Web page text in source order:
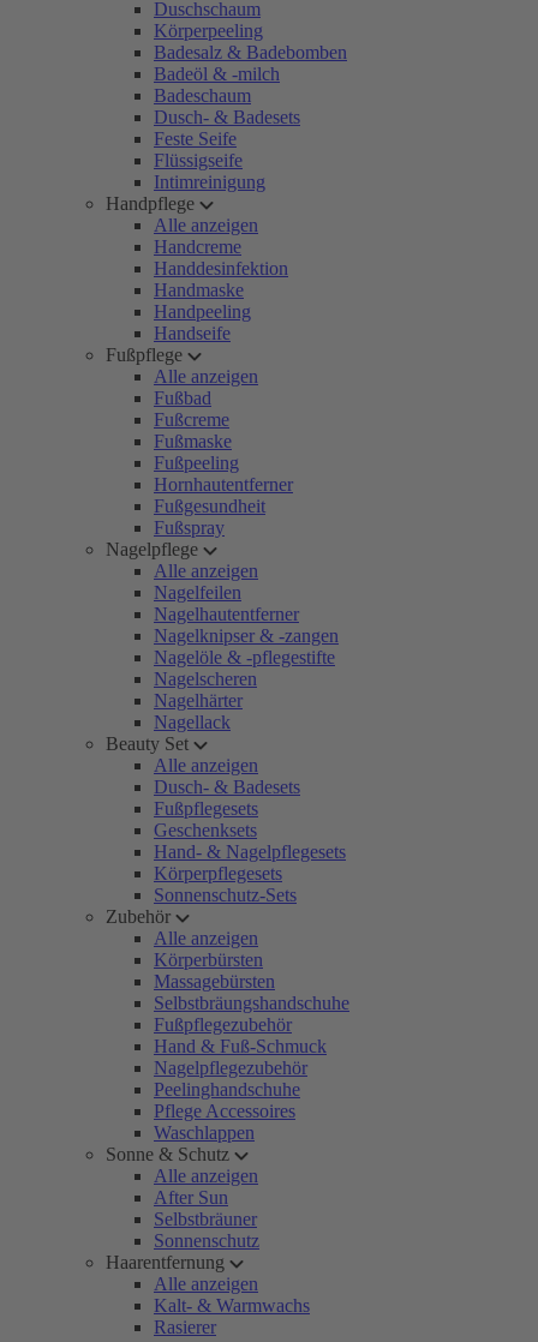
Duschschaum
Körperpeeling
Badesalz & Badebomben
Badeöl & -milch
Badeschaum
Dusch- & Badesets
Feste Seife
Flüssigseife
Intimreinigung
Handpflege
Alle anzeigen
Handcreme
Handdesinfektion
Handmaske
Handpeeling
Handseife
Fußpflege
Alle anzeigen
Fußbad
Fußcreme
Fußmaske
Fußpeeling
Hornhautentferner
Fußgesundheit
Fußspray
Nagelpflege
Alle anzeigen
Nagelfeilen
Nagelhautentferner
Nagelknipser & -zangen
Nagelöle & -pflegestifte
Nagelscheren
Nagelhärter
Nagellack
Beauty Set
Alle anzeigen
Dusch- & Badesets
Fußpflegesets
Geschenksets
Hand- & Nagelpflegesets
Körperpflegesets
Sonnenschutz-Sets
Zubehör
Alle anzeigen
Körperbürsten
Massagebürsten
Selbstbräungshandschuhe
Fußpflegezubehör
Hand & Fuß-Schmuck
Nagelpflegezubehör
Peelinghandschuhe
Pflege Accessoires
Waschlappen
Sonne & Schutz
Alle anzeigen
After Sun
Selbstbräuner
Sonnenschutz
Haarentfernung
Alle anzeigen
Kalt- & Warmwachs
Rasierer